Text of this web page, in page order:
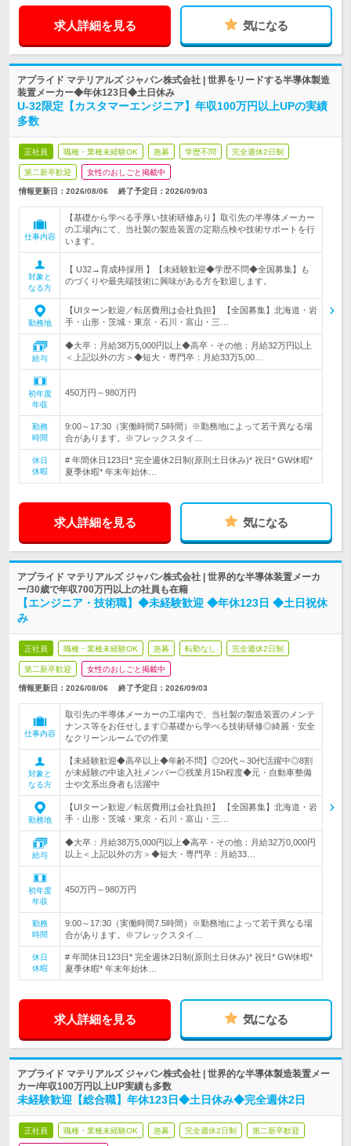
求人詳細を見る 気になる
アプライド マテリアルズ ジャパン株式会社 | 世界をリードする半導体製造
装置メーカー◆年休123日◆土日休み
U-32限定【カスタマーエンジニア】年収100万円以上UPの実績
多数
正社員 職種・業種未経験OK 急募 学歴不問 完全週休2日制
第二新卒歓迎 女性のおしごと掲載中
情報更新日：2026/08/06 終了予定日： 2026/09/03
仕事内容
【基礎から学べる手厚い技術研修あり】取引先の半導体メーカー
の工場内にて、当社製の製造装置の定期点検や技術サポートを行
います。
対象と
なる方
【 U32→育成枠採用 】【未経験歓迎◆学歴不問◆全国募集】も
のづくりや最先端技術に興味がある方を歓迎します。
勤務地
【UIターン歓迎／転居費用は会社負担】 【全国募集】北海道・岩
手・山形・茨城・東京・石川・富山・三…
給与
◆大卒：月給38万5,000円以上◆高卒・その他：月給32万円以上
＜上記以外の方＞◆短大・専門卒：月給33万5,00…
初年度
年収
450万円～980万円
勤務
時間
9:00～17:30（実働時間7.5時間）※勤務地によって若干異なる場
合があります。※フレックスタイ…
休日
休暇
# 年間休日123日* 完全週休2日制(原則土日休み)* 祝日* GW休暇*
夏季休暇* 年末年始休…
求人詳細を見る 気になる
アプライド マテリアルズ ジャパン株式会社 | 世界的な半導体装置メーカ
ー/30歳で年収700万円以上の社員も在籍
【エンジニア・技術職】◆未経験歓迎 ◆年休123日 ◆土日祝休
み
正社員 職種・業種未経験OK 急募 転勤なし 完全週休2日制
第二新卒歓迎 女性のおしごと掲載中
情報更新日：2026/08/06 終了予定日： 2026/09/03
仕事内容
取引先の半導体メーカーの工場内で、当社製の製造装置のメンテ
ナンス等をお任せします◎基礎から学べる技術研修◎綺麗・安全
なクリーンルームでの作業
対象と
なる方
【未経験歓迎◆高卒以上◆年齢不問】◎20代～30代活躍中◎8割
が未経験の中途入社メンバー◎残業月15h程度◆元・自動車整備
士や文系出身者も活躍中
勤務地
【UIターン歓迎／転居費用は会社負担】 【全国募集】北海道・岩
手・山形・茨城・東京・石川・富山・三…
給与
◆大卒：月給38万5,000円以上◆高卒・その他：月給32万0,000円
以上＜上記以外の方＞◆短大・専門卒：月給33…
初年度
年収
450万円～980万円
勤務
時間
9:00～17:30（実働時間7.5時間）※勤務地によって若干異なる場
合があります。※フレックスタイ…
休日
休暇
# 年間休日123日* 完全週休2日制(原則土日休み)* 祝日* GW休暇*
夏季休暇* 年末年始休…
求人詳細を見る 気になる
アプライド マテリアルズ ジャパン株式会社 | 世界的な半導体製造装置メー
カー/年収100万円以上UP実績も多数
未経験歓迎【総合職】年休123日◆土日休み◆完全週休2日
正社員 職種・業種未経験OK 急募 完全週休2日制 第二新卒歓迎